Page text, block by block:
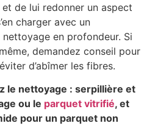
de lui redonner un aspect
charger avec un
en profondeur. Si
demandez conseil pour
d’abîmer les fibres.
le nettoyage : serpillière et
ou le parquet vitrifié, et
pour un parquet non